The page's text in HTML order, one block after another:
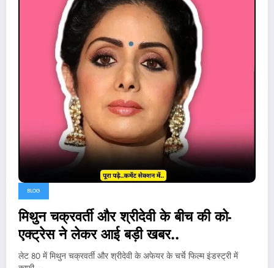
BLOG
मिथुन चक्रवर्ती और श्रीदेवी के बीच की को-
एक्ट्रेस ने लेकर आई बड़ी खबर..
लेट 80 में मिथुन चक्रवर्ती और श्रीदेवी के अफेयर के चर्चे फिल्म इंडस्ट्री में